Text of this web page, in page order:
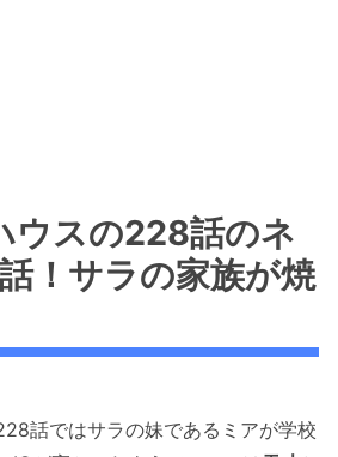
ウスの228話のネ
！サラの家族が焼
話ではサラの妹であるミアが学校